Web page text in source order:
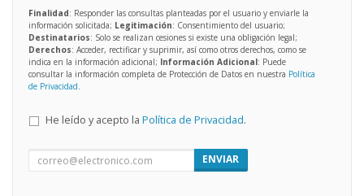
Finalidad: Responder las consultas planteadas por el usuario y enviarle la
información solicitada; Legitimación: Consentimiento del usuario;
Destinatarios: Solo se realizan cesiones si existe una obligación legal;
Derechos: Acceder, rectificar y suprimir, así como otros derechos, como se
indica en la información adicional; Información Adicional: Puede
consultar la información completa de Protección de Datos en nuestra Política
de Privacidad.
He leído y acepto la Política de Privacidad.
ENVIAR